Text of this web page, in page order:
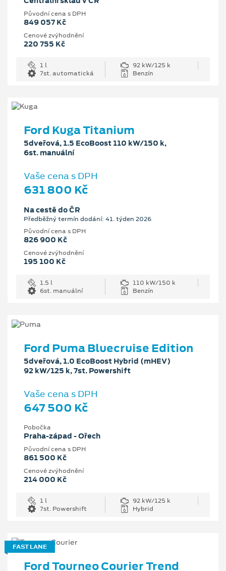
Původní cena s DPH
849 057 Kč
Cenové zvýhodnění
220 755 Kč
1 l
92 kW/125 k
7st. automatická
Benzín
Ford Kuga Titanium
5dveřová, 1.5 EcoBoost 110 kW/150 k,
6st. manuální
Vaše cena s DPH
631 800 Kč
Na cestě do ČR
Předběžný termín dodání: 41. týden 2026
Původní cena s DPH
826 900 Kč
Cenové zvýhodnění
195 100 Kč
1.5 l
110 kW/150 k
6st. manuální
Benzín
Ford Puma Bluecruise Edition
5dveřová, 1.0 EcoBoost Hybrid (mHEV)
92 kW/125 k, 7st. Powershift
Vaše cena s DPH
647 500 Kč
Pobočka
Praha-západ - Ořech
Původní cena s DPH
861 500 Kč
Cenové zvýhodnění
214 000 Kč
1 l
92 kW/125 k
7st. Powershift
Hybrid
FAST LANE
Ford Tourneo Courier Trend